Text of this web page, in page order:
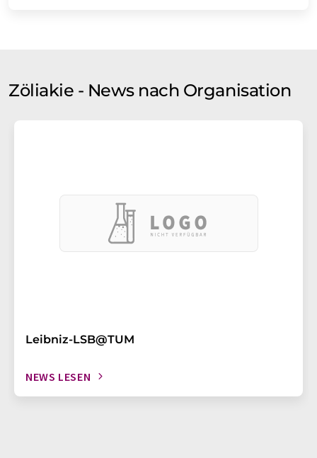
Zöliakie - News nach Organisation
Leibniz-LSB@TUM
NEWS LESEN